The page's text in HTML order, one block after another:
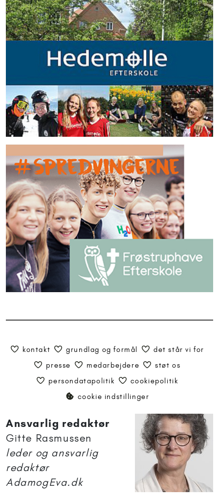
kontakt grundlag og formål
det står vi for
presse
medarbejdere
støt os
persondatapolitik
cookiepolitik
cookie indstillinger
Ansvarlig redaktør
Gitte Rasmussen
leder og ansvarlig
redaktør
AdamogEva.dk